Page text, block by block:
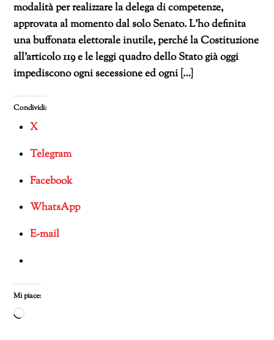
modalità per realizzare la delega di competenze,
approvata al momento dal solo Senato. L’ho definita
una buffonata elettorale inutile, perché la Costituzione
all’articolo 119 e le leggi quadro dello Stato già oggi
impediscono ogni secessione ed ogni […]
Condividi:
X
Telegram
Facebook
WhatsApp
E-mail
Mi piace:
Caricamento